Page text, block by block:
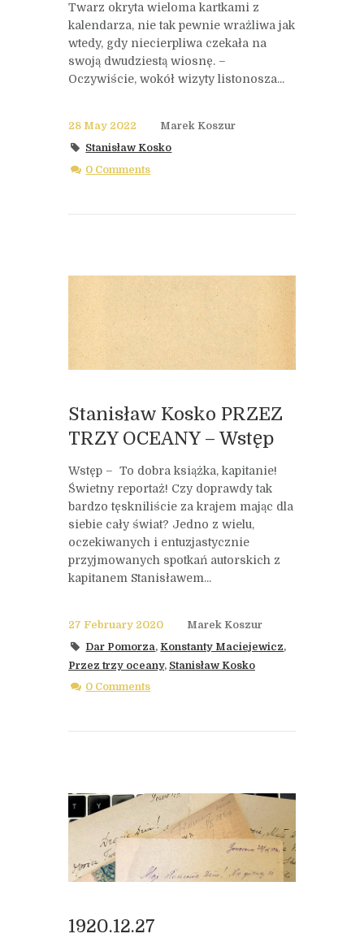
Twarz okryta wieloma kartkami z
kalendarza, nie tak pewnie wrażliwa jak
wtedy, gdy niecierpliwa czekała na
swoją dwudziestą wiosnę. –
Oczywiście, wokół wizyty listonosza...
28 May 2022
Marek Koszur
Stanisław Kosko
0 Comments
Stanisław Kosko PRZEZ
TRZY OCEANY – Wstęp
Wstęp – To dobra książka, kapitanie!
Świetny reportaż! Czy doprawdy tak
bardzo tęskniliście za krajem mając dla
siebie cały świat? Jedno z wielu,
oczekiwanych i entuzjastycznie
przyjmowanych spotkań autorskich z
kapitanem Stanisławem...
27 February 2020
Marek Koszur
Dar Pomorza,Konstanty Maciejewicz,
Przez trzy oceany, Stanisław Kosko
0 Comments
1920.12.27